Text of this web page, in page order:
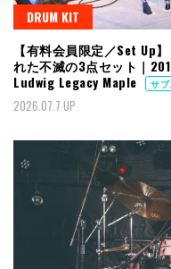
DRUM KIT
【有料会員限定／Set Up
れた不滅の3点セット｜
Ludwig Legacy Maple
サ
2026.07.7 UP